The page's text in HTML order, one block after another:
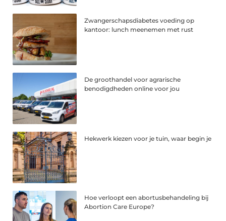
Zwangerschapsdiabetes voeding op
kantoor: lunch meenemen met rust
De groothandel voor agrarische
benodigdheden online voor jou
Hekwerk kiezen voor je tuin, waar begin je
Hoe verloopt een abortusbehandeling bij
Abortion Care Europe?